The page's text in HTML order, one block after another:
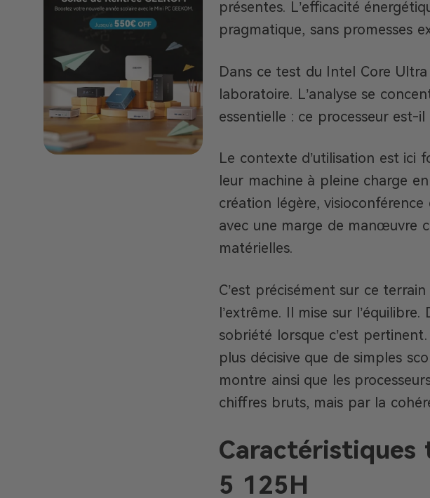
présentes. L’efficacité
pragmatique, sans promesses
Dans ce test du Intel Core
laboratoire. L’analyse se
essentielle : ce processeur est-
Le contexte d’utilisation est ici
leur machine à pleine charge
création légère,
avec une marge de manœuvre
matérielles.
C’est précisément sur ce
l’extrême. Il mise sur
sobriété lorsque c’est
plus décisive que de simples
montre ainsi que les
chiffres bruts, mais par la
Caractéristiques
5 125H